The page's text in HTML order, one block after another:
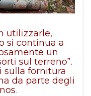
utilizzarle,
si continua a
un
sul terreno”.
sulla fornitura
da parte degli